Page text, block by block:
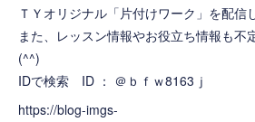
ＴＹオリジナル「片付けワーク」を配信
また、レッスン情報やお役立ち情報も不
(^^)
IDで検索 ID ： ＠ｂｆｗ8163ｊ
https://blog-imgs-